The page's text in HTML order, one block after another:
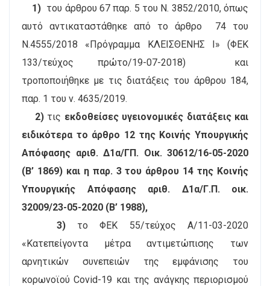
1) του άρθρου 67 παρ. 5 του Ν. 3852/2010, όπως
αυτό αντικαταστάθηκε από το άρθρο 74 του
Ν.4555/2018 «Πρόγραμμα ΚΛΕΙΣΘΕΝΗΣ Ι» (ΦΕΚ
133/τεύχος πρώτο/19-07-2018) και
τροποποιήθηκε με τις διατάξεις του άρθρου 184,
παρ. 1 του ν. 4635/2019.
2)τις εκδοθείσες υγειονομικές διατάξεις και
ειδικότερα το άρθρο 12 της Κοινής Υπουργικής
Απόφασης αριθ. Δ1α/ΓΠ. Οικ. 30612/16-05-2020
(Β’ 1869) και η παρ. 3 του άρθρου 14 της Κοινής
Υπουργικής Απόφασης αριθ. Δ1α/Γ.Π. οικ.
32009/23-05-2020 (Β’ 1988),
3)το ΦΕΚ 55/τεύχος Α/11-03-2020
«Κατεπείγοντα μέτρα αντιμετώπισης των
αρνητικών συνεπειών της εμφάνισης του
κορωνοϊού Covid-19 και της ανάγκης περιορισμού